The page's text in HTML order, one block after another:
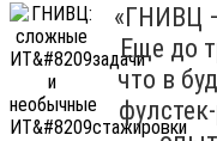
«ГНИВЦ
Еще до
что в